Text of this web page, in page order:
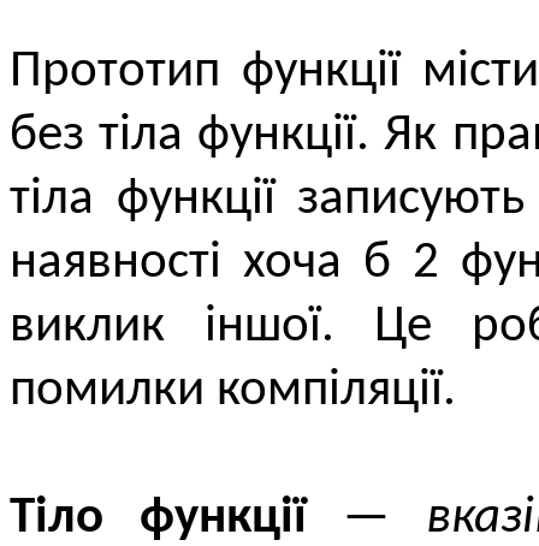
Прототип функції
без тіла функції. Як
тіла функції
наявності хоча б 2
виклик іншої. Це
помилки компіляції.
Тіло функції—